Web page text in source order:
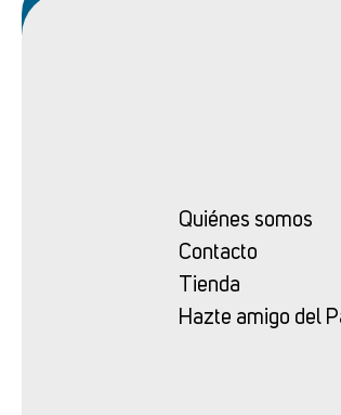
Quiénes somos
Contacto
Tienda
Hazte amigo del